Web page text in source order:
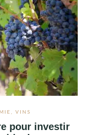
VINS
pour investir